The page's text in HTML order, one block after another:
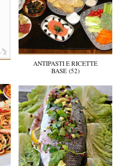
ANTIPASTI E RICETTE
BASE (52)